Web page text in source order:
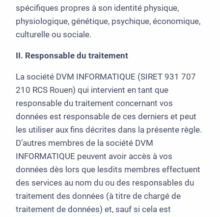
spécifiques propres à son identité physique,
physiologique, génétique, psychique, économique,
culturelle ou sociale.
II. Responsable du traitement
La société DVM INFORMATIQUE (SIRET 931 707
210 RCS Rouen) qui intervient en tant que
responsable du traitement concernant vos
données est responsable de ces derniers et peut
les utiliser aux fins décrites dans la présente règle.
D’autres membres de la société DVM
INFORMATIQUE peuvent avoir accès à vos
données dès lors que lesdits membres effectuent
des services au nom du ou des responsables du
traitement des données (à titre de chargé de
traitement de données) et, sauf si cela est